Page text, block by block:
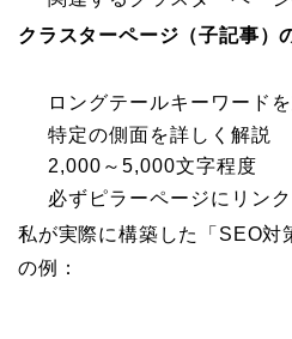
クラスターページ（子記事）
ロングテールキーワード
特定の側面を詳しく解説
2,000～5,000文字程度
必ずピラーページにリン
私が実際に構築した「SEO対
の例：